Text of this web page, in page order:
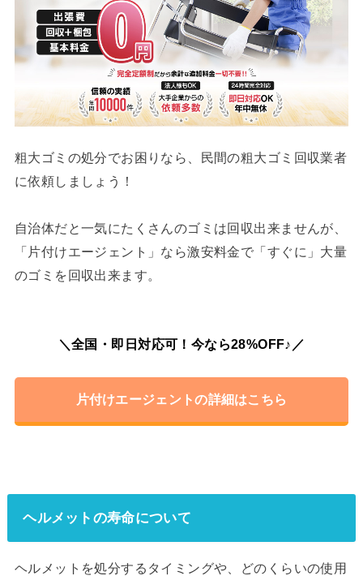
粗大ゴミの処分でお困りなら、民間の粗大ゴミ回収業者
に依頼しましょう！
自治体だと一気にたくさんのゴミは回収出来ませんが、
「片付けエージェント」なら激安料金で「すぐに」大量
のゴミを回収出来ます。
＼全国・即日対応可！今なら28%OFF♪／
片付けエージェントの詳細はこちら
ヘルメットの寿命について
ヘルメットを処分するタイミングや、どのくらいの使用